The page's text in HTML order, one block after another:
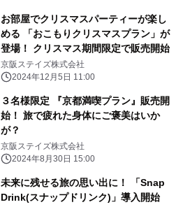
お部屋でクリスマスパーティーが楽し
める 「おこもりクリスマスプラン」が
登場！ クリスマス期間限定で販売開始
京阪ステイズ株式会社
2024年12月5日 11:00
３名様限定 『京都満喫プラン』販売開
始！ 旅で疲れた身体にご褒美はいか
が？
京阪ステイズ株式会社
2024年8月30日 15:00
未来に残せる旅の思い出に！ 「Snap
Drink(スナップドリンク)」導入開始